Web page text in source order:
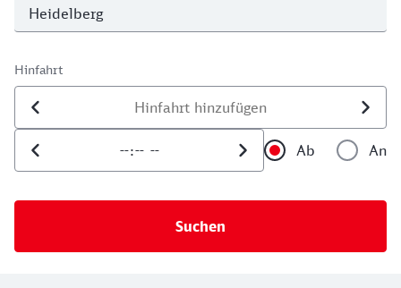
Hinfahrt
Datum der Hinfahrt
Uhrzeit der Hinfahrt
Ab
An